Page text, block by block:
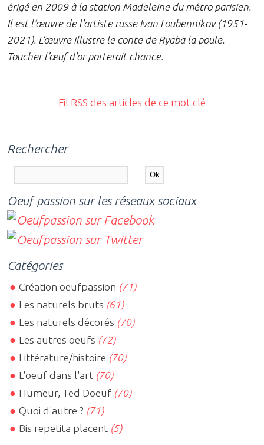
érigé en 2009 à la station Madeleine du métro parisien.
Il est l’œuvre de l'artiste russe Ivan Loubennikov (1951-
2021). L’œuvre illustre le conte de Ryaba la poule.
Toucher l’œuf d'or porterait chance.
Fil RSS des articles de ce mot clé
Rechercher
Oeuf passion sur les réseaux sociaux
Catégories
Création oeufpassion (71)
Les naturels bruts (61)
Les naturels décorés (70)
Les autres oeufs (72)
Littérature/histoire (70)
L'oeuf dans l'art (70)
Humeur, Ted Doeuf (70)
Quoi d'autre ? (71)
Bis repetita placent (5)